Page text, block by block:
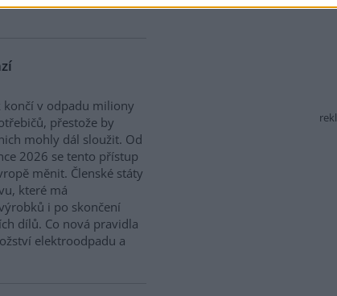
končí v odpadu miliony
přestože by
mohly dál sloužit. Od
2026 se tento přístup
měnit. Členské státy
které má
i po skončení
dílů. Co nová pravidla
elektroodpadu a